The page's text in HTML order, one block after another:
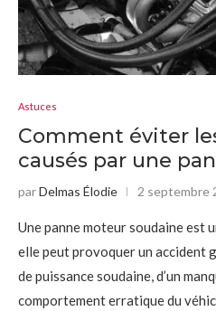
Astuces
Comment éviter
causés par une
parDelmas Élodie 2 septembre
Une panne moteur soudaine est
elle peut provoquer un accident
de puissance soudaine, d’un
comportement erratique du